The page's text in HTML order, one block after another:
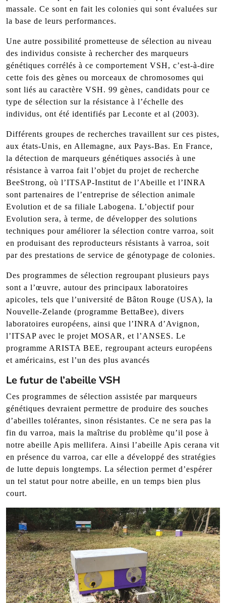
massale. Ce sont en fait les colonies qui sont évaluées sur
la base de leurs performances.
Une autre possibilité prometteuse de sélection au niveau
des individus consiste à rechercher des marqueurs
génétiques corrélés à ce comportement VSH, c’est-à-dire
cette fois des gènes ou morceaux de chromosomes qui
sont liés au caractère VSH. 99 gènes, candidats pour ce
type de sélection sur la résistance à l’échelle des
individus, ont été identifiés par Leconte et al (2003).
Différents groupes de recherches travaillent sur ces pistes,
aux états-Unis, en Allemagne, aux Pays-Bas. En France,
la détection de marqueurs génétiques associés à une
résistance à varroa fait l’objet du projet de recherche
BeeStrong, où l’ITSAP-Institut de l’Abeille et l’INRA
sont partenaires de l’entreprise de sélection animale
Evolution et de sa filiale Labogena. L’objectif pour
Evolution sera, à terme, de développer des solutions
techniques pour améliorer la sélection contre varroa, soit
en produisant des reproducteurs résistants à varroa, soit
par des prestations de service de génotypage de colonies.
Des programmes de sélection regroupant plusieurs pays
sont a l’œuvre, autour des principaux laboratoires
apicoles, tels que l’université de Bâton Rouge (USA), la
Nouvelle-Zelande (programme BettaBee), divers
laboratoires européens, ainsi que l’INRA d’Avignon,
l’ITSAP avec le projet MOSAR, et l’ANSES. Le
programme ARISTA BEE, regroupant acteurs européens
et américains, est l’un des plus avancés
Le futur de l’abeille VSH
Ces programmes de sélection assistée par marqueurs
génétiques devraient permettre de produire des souches
d’abeilles tolérantes, sinon résistantes. Ce ne sera pas la
fin du varroa, mais la maîtrise du problème qu’il pose à
notre abeille Apis mellifera. Ainsi l’abeille Apis cerana vit
en présence du varroa, car elle a développé des stratégies
de lutte depuis longtemps. La sélection permet d’espérer
un tel statut pour notre abeille, en un temps bien plus
court.